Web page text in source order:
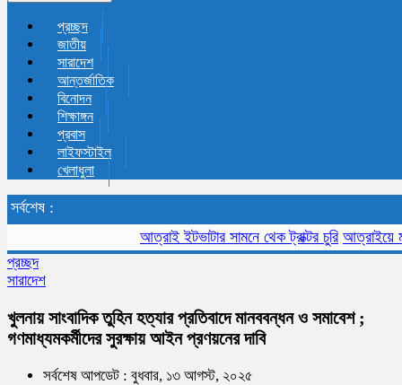
প্রচ্ছদ
জাতীয়
সারাদেশ
আন্তর্জাতিক
বিনোদন
শিক্ষাঙ্গন
প্রবাস
লাইফস্টাইল
খেলাধুলা
সর্বশেষ :
আত্রাই ইটভাটার সামনে থেক ট্রাক্টর চুরি আত্রাইয়ে মসজিদে
প্রচ্ছদ
সারাদেশ
খুলনায় সাংবাদিক তুহিন হত্যার প্রতিবাদে মানববন্ধন ও সমাবেশ ;
গণমাধ্যমকর্মীদের সুরক্ষায় আইন প্রণয়নের দাবি
সর্বশেষ আপডেট : বুধবার, ১৩ আগস্ট, ২০২৫